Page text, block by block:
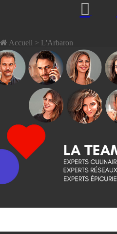
Accueil > L'Arbaron